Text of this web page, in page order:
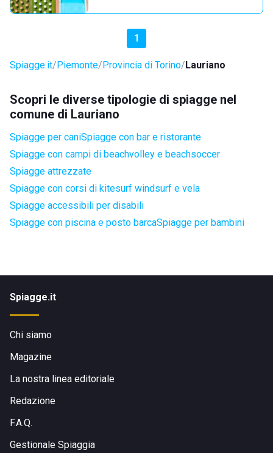
1
Spiagge.it Piemonte Provincia di Torino Lauriano
Scopri le diverse tipologie di spiagge nel
comune di Lauriano
Spiagge per caniSpiagge con bar e ristorante
Spiagge con campi di beachvolley e beachsoccer
Spiagge attrezzate
Spiagge con corsi di kitesurf windsurf e vela
Spiagge accessibili per disabili
Spiagge con piscina e posto barcaSpiagge per bambini
Spiagge.it
Chi siamo
Magazine
La nostra linea editoriale
Redazione
F.A.Q.
Gestionale Spiaggia